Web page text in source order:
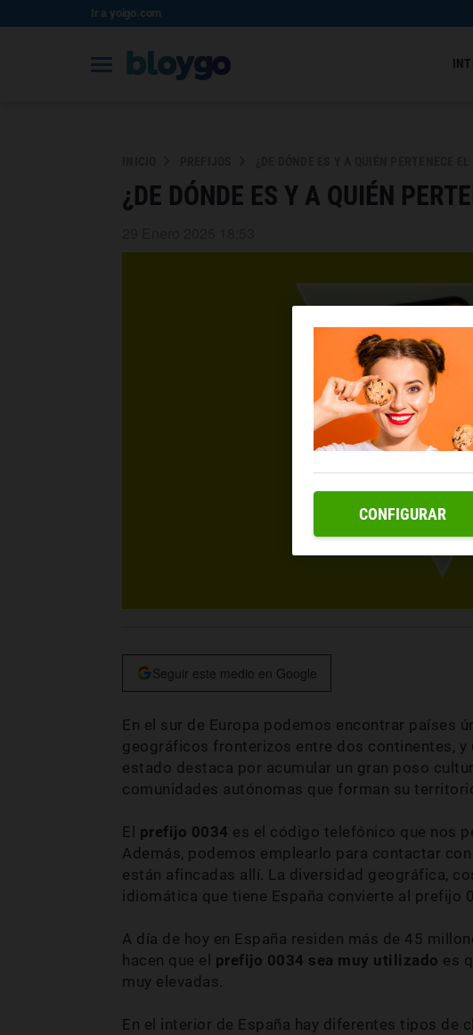
Ir a yoigo.com
¿DE DÓNDE ES Y A QUIÉN
Seguir este medio en Google
En el sur de Europa podemos encontrar países
geográficos fronterizos entre dos continentes, y
estado destaca por acumular un gran poso
comunidades autónomas que forman su
El prefijo 0034 es el código telefónico que nos
Además, podemos emplearlo para contactar
están afincadas allí. La diversidad geográfica,
idiomática que tiene España convierte al prefijo
A día de hoy en España residen más de 45
hacen que el prefijo 0034 sea muy utilizado es
muy elevadas.
En el interior de España hay diferentes tipos de
CONFIGURAR